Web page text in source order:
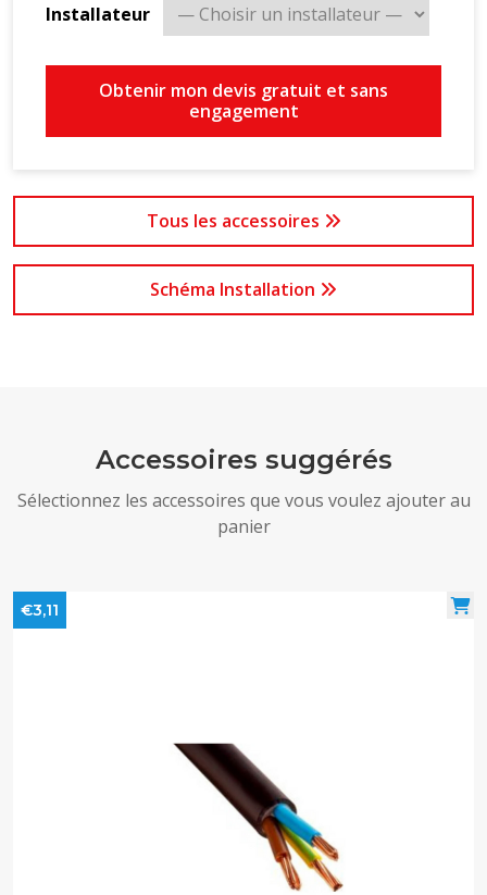
Installateur
Obtenir mon devis gratuit et sans
engagement
Tous les accessoires
Schéma Installation
Accessoires suggérés
Sélectionnez les accessoires que vous voulez ajouter au
panier
€3,11